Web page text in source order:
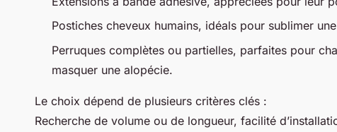
Postiches cheveux humains, idéals pour sublimer
Perruques complètes ou partielles, parfaites pour
masquer une alopécie.
Le choix dépend de plusieurs critères clés :
Recherche de volume ou de longueur, facilité